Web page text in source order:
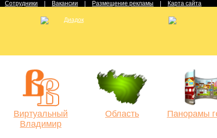
Сотрудники Вакансии Размещение рекламы Карта сайта
Виртуальный
Владимир
Область Панорамы